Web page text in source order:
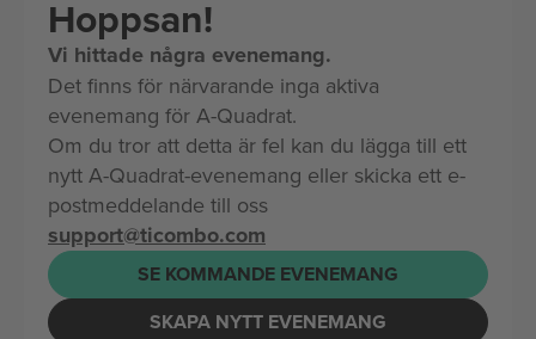
Hoppsan!
Vi hittade några evenemang.
Det finns för närvarande inga aktiva
evenemang för A-Quadrat.
Om du tror att detta är fel kan du lägga till ett
nytt A-Quadrat-evenemang eller skicka ett e-
postmeddelande till oss
support@ticombo.com
SE KOMMANDE EVENEMANG
SKAPA NYTT EVENEMANG